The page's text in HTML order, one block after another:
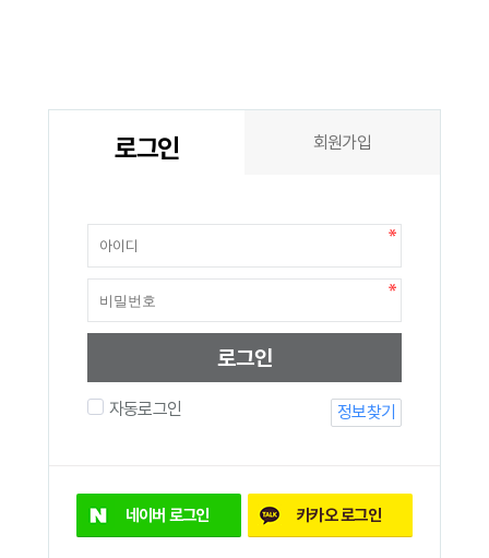
로그인 회원가입
로그인
자동로그인 정보찾기
네이버 로그인 카카오 로그인